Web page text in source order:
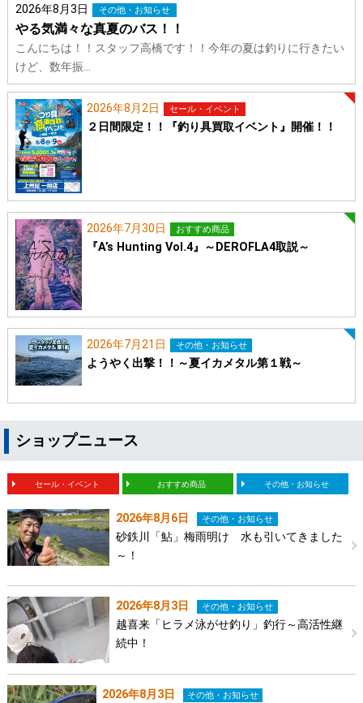
2026年8月3日 その他・お知らせ
やる気満々な真夏のバス！！
こんにちは！！スタッフ高橋です！！今年の夏は釣りに行きたい
けど、数年振…
2026年8月2日 セール・イベント
２日間限定！！『釣り具買取イベント』開催！！
2026年7月30日 おすすめ商品
『A’s Hunting Vol.4』～DEROFLA4取説～
2026年7月21日 その他・お知らせ
ようやく出撃！！～夏イカメタル第１戦～
ショップニュース
セール・イベント おすすめ商品 その他・お知らせ
2026年8月6日 その他・お知らせ
砂鉄川「鮎」梅雨明け 水も引いてきました
～！
2026年8月3日 その他・お知らせ
越喜来「ヒラメ泳がせ釣り」釣行～高活性継
続中！
2026年8月3日 その他・お知らせ